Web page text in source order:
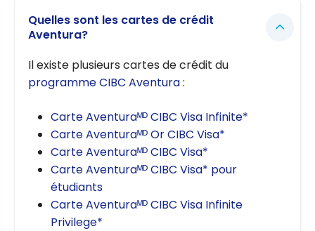
Quelles sont les cartes de crédit
Aventura?
Il existe plusieurs cartes de crédit du
programme CIBC Aventura:
Carte Aventuraᴹᴰ CIBC Visa Infinite*
Carte Aventuraᴹᴰ Or CIBC Visa*
Carte Aventuraᴹᴰ CIBC Visa*
Carte Aventuraᴹᴰ CIBC Visa* pour
étudiants
Carte Aventuraᴹᴰ CIBC Visa Infinite
Privilege*